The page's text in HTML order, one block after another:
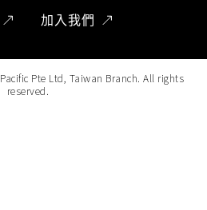
加入我們
Pte Ltd, Taiwan Branch. All rights
reserved.